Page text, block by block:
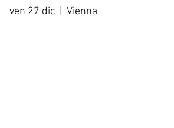
ven 27 dic
  |
Vienna